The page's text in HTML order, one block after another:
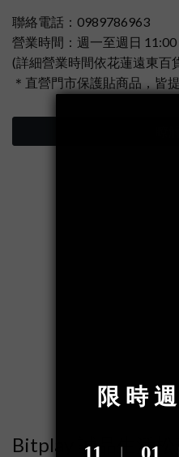
聯絡電話：0989786963
營業時間：週一至週日 11:00
(詳細營業時間依花蓮遠東百
＊直營門市保護貼商品，皆
Bitplay 誠品生活